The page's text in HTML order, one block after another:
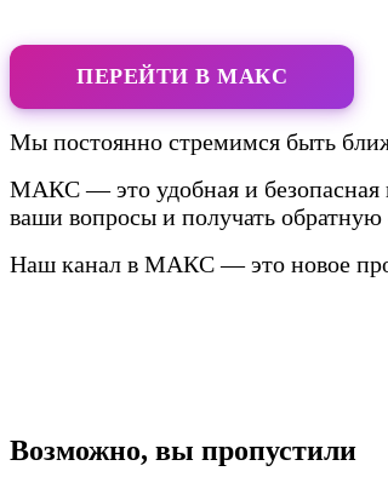
ПЕРЕЙТИ В МАКС
Мы постоянно стремимся быть
МАКС — это удобная и безопасная
ваши вопросы и получать обратную
Наш канал в МАКС — это новое
Возможно, вы пропустили